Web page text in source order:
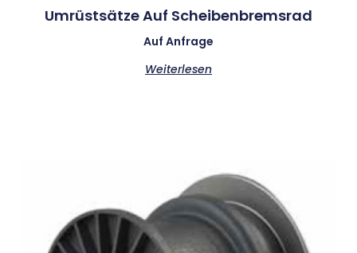
Umrüstsätze Auf Scheibenbremsrad
Auf Anfrage
Weiterlesen